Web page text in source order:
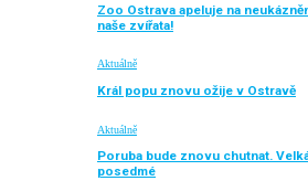
Zoo Ostrava apeluje na
naše zvířata!
Aktuálně
Král popu znovu ožije v Ostravě
Aktuálně
Poruba bude znovu chutnat.
posedmé